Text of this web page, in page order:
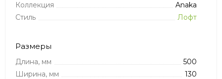
Коллекция
Anaka
Стиль
Лофт
Размеры
Длина, мм
500
Ширина, мм
130